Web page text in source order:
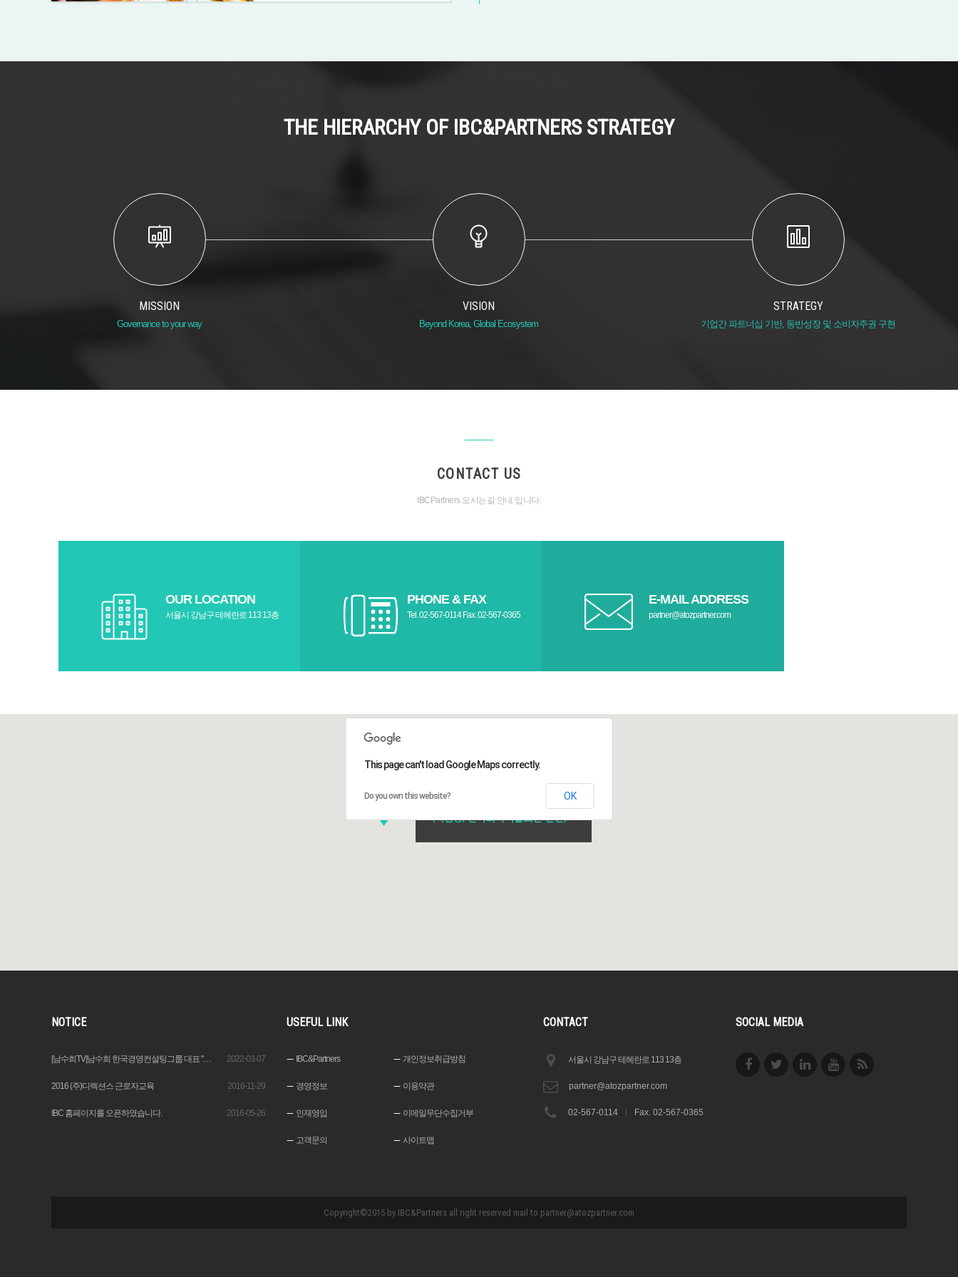
THE HIERARCHY OF IBC&PARTNERS STRATEGY
MISSION
Governance to your way
VISION
Beyond Korea, Global Ecosystem
STRATEGY
기업간 파트너십 기반, 동반성장 및 소비자주권 구현
CONTACT US
IBCPartners 오시는길 안내 입니다.
OUR LOCATION
서울시 강남구 테헤란로 113 13층
PHONE & FAX
Tel. 02-567-0114 Fax. 02-567-0365
E-MAIL ADDRESS
partner@atozpartner.com
This page can't load Google Maps correctly.
Do you own this website? OK
NOTICE
[남수희TV]남수희 한국경영컨설팅그룹 대표 "변화속에서 기회를 창출하는 이가 기업가“ 2022-03-07
2016 (주)디렉션스 근로자교육 2016-11-29
IBC 홈페이지를 오픈하였습니다. 2016-05-26
USEFUL LINK
IBC&Partners 개인정보취급방침
경영정보 이용약관
인재영입 이메일무단수집거부
고객문의 사이트맵
CONTACT
서울시 강남구 테헤란로 113 13층
partner@atozpartner.com
02-567-0114 Fax. 02-567-0365
SOCIAL MEDIA
Copyright©2015 by IBC&Partners all right reserved mail to partner@atozpartner.com